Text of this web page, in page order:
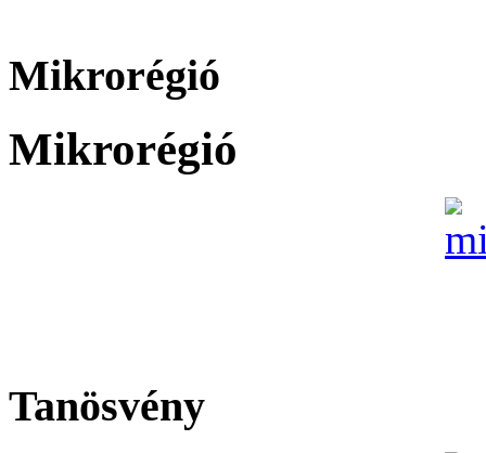
Mikrorégió
Mikrorégió
Tanösvény